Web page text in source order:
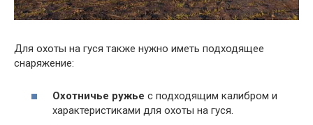
Для охоты на гуся также нужно иметь подходящее
снаряжение:
Охотничье ружье с подходящим калибром и
характеристиками для охоты на гуся.